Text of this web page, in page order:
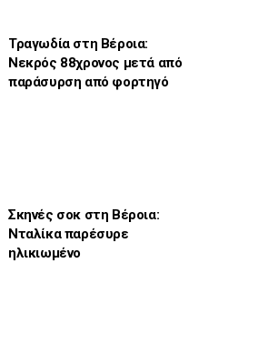
Τραγωδία στη Βέροια:
Νεκρός 88χρονος μετά από
παράσυρση από φορτηγό
Σκηνές σοκ στη Βέροια:
Νταλίκα παρέσυρε
ηλικιωμένο